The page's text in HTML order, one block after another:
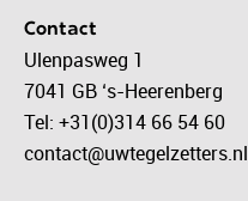
Contact
Ulenpasweg 1
7041 GB ‘s-Heerenberg
Tel: +31(0)314 66 54 60
contact@uwtegelzetters.nl